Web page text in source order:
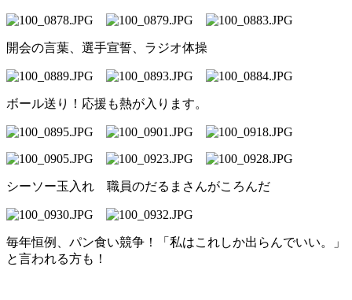
開会の言葉、選手宣誓、ラジオ体操
ボール送り！応援も熱が入ります。
シーソー玉入れ 職員のだるまさんがころんだ
毎年恒例、パン食い競争！「私はこれしか出らんでいい。」
と言われる方も！